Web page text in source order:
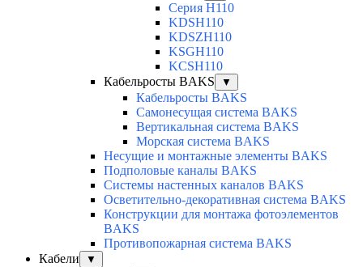
Серия H110
KDSH110
KDSZH110
KSGH110
KCSH110
Кабельросты BAKS
▼
Кабельросты BAKS
Самонесущая система BAKS
Вертикальная система BAKS
Морская система BAKS
Несущие и монтажные элементы BAKS
Подполовые каналы BAKS
Системы настенных каналов BAKS
Осветительно-декоративная система BAKS
Конструкции для монтажа фотоэлементов
BAKS
Противопожарная система BAKS
Кабели
▼